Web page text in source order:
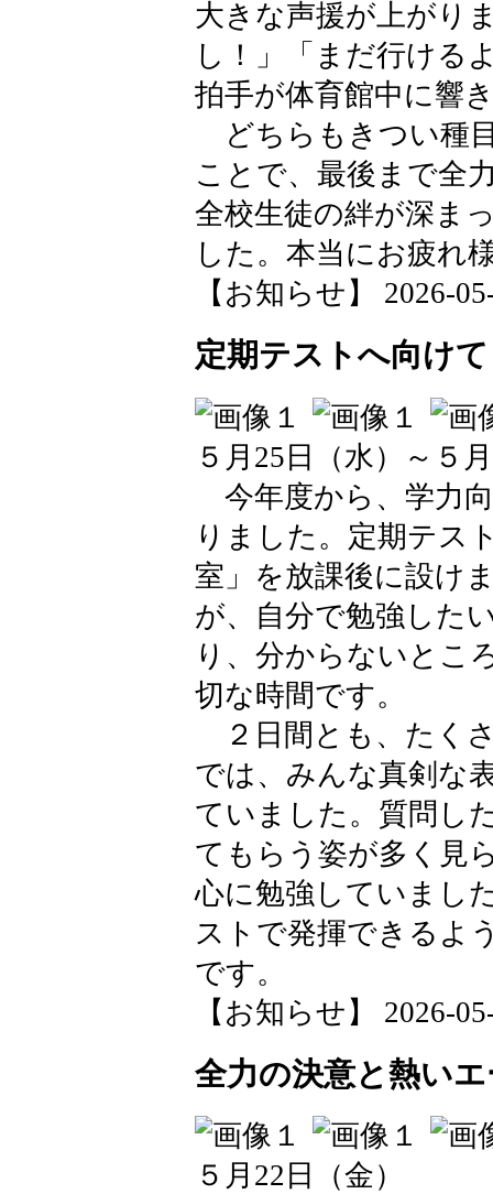
大きな声援が上がり
し！」「まだ行ける
拍手が体育館中に響
どちらもきつい種
ことで、最後まで全
全校生徒の絆が深ま
した。本当にお疲れ
【お知らせ】 2026-
定期テストへ向け
５月25日（水）～５
今年度から、学力
りました。定期テス
室」を放課後に設け
が、自分で勉強した
り、分からないとこ
切な時間です。
２日間とも、たく
では、みんな真剣な
ていました。質問し
てもらう姿が多く見
心に勉強していまし
ストで発揮できるよ
です。
【お知らせ】 2026-
全力の決意と熱い
５月22日（金）